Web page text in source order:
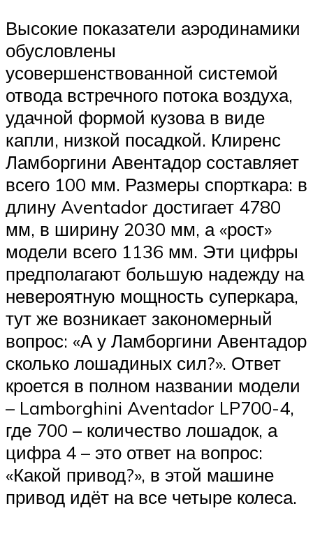
Высокие показатели аэродинамики
обусловлены
усовершенствованной системой
отвода встречного потока воздуха,
удачной формой кузова в виде
капли, низкой посадкой. Клиренс
Ламборгини Авентадор составляет
всего 100 мм. Размеры спорткара: в
длину Aventador достигает 4780
мм, в ширину 2030 мм, а «рост»
модели всего 1136 мм. Эти цифры
предполагают большую надежду на
невероятную мощность суперкара,
тут же возникает закономерный
вопрос: «А у Ламборгини Авентадор
сколько лошадиных сил?». Ответ
кроется в полном названии модели
– Lamborghini Aventador LP700-4,
где 700 – количество лошадок, а
цифра 4 – это ответ на вопрос:
«Какой привод?», в этой машине
привод идёт на все четыре колеса.